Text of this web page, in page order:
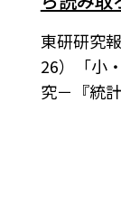
東研研究
26）「小
究－『統
研究会